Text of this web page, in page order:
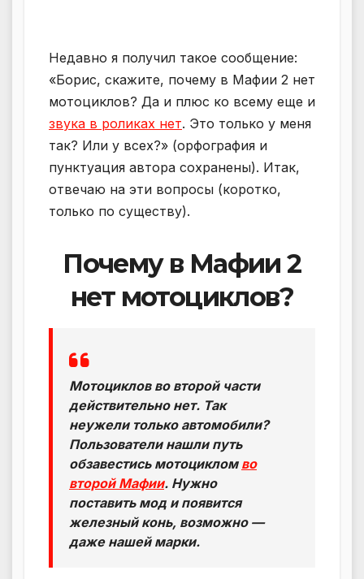
Недавно я получил такое сообщение:
«Борис, скажите, почему в Мафии 2 нет
мотоциклов? Да и плюс ко всему еще и
звука в роликах нет. Это только у меня
так? Или у всех?» (орфография и
пунктуация автора сохранены). Итак,
отвечаю на эти вопросы (коротко,
только по существу).
Почему в Мафии 2
нет мотоциклов?
Мотоциклов во второй части
действительно нет. Так
неужели только автомобили?
Пользователи нашли путь
обзавестись мотоциклом во
второй Мафии. Нужно
поставить мод и появится
железный конь, возможно —
даже нашей марки.